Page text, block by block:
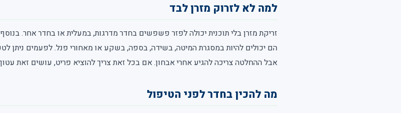
למה לא לזרוק מזרן לבד
זריקת מזרן בלי תוכנית יכולה לפזר פשפשים בחדר מדרגות, במעלית או בחדר אחר.
הם יכולים להיות במסגרת המיטה, בשידה, בספה, בשקע או מאחורי פנל. לפעמים ניתן
אבל ההחלטה צריכה להגיע אחרי אבחון. אם בכל זאת צריך להוציא פריט, עושים זאת
מה להכין בחדר לפני הטיפול